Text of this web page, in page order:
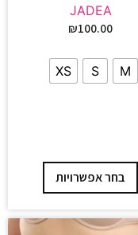
JADEA
₪100.00
M
S
XS
בחר אפשרויות